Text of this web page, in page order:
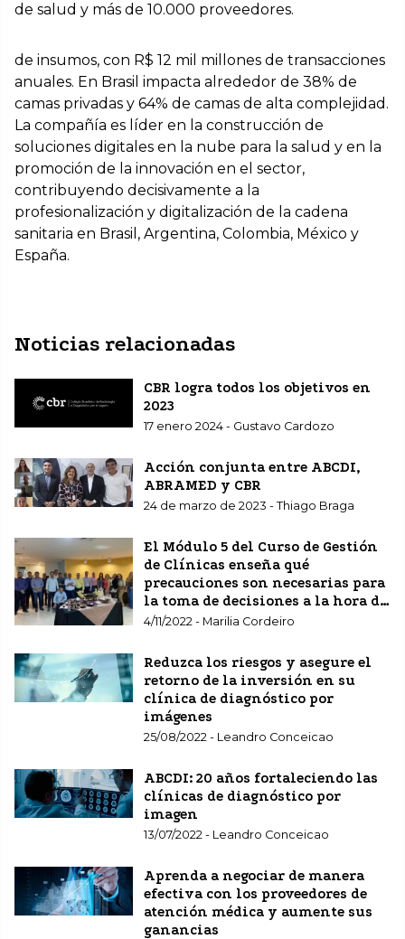
de salud y más de 10.000 proveedores.
de insumos, con R$ 12 mil millones de transacciones
anuales. En Brasil impacta alrededor de 38% de
camas privadas y 64% de camas de alta complejidad.
La compañía es líder en la construcción de
soluciones digitales en la nube para la salud y en la
promoción de la innovación en el sector,
contribuyendo decisivamente a la
profesionalización y digitalización de la cadena
sanitaria en Brasil, Argentina, Colombia, México y
España.
Noticias relacionadas
CBR logra todos los objetivos en
2023
17 enero 2024 - Gustavo Cardozo
Acción conjunta entre ABCDI,
ABRAMED y CBR
24 de marzo de 2023 - Thiago Braga
El Módulo 5 del Curso de Gestión
de Clínicas enseña qué
precauciones son necesarias para
la toma de decisiones a la hora de
invertir en su clínica, laboratorio
imagen
4/11/2022 - Marilia Cordeiro
Reduzca los riesgos y asegure el
retorno de la inversión en su
clínica de diagnóstico por
imágenes
25/08/2022 - Leandro Conceicao
ABCDI: 20 años fortaleciendo las
clínicas de diagnóstico por
imagen
13/07/2022 - Leandro Conceicao
Aprenda a negociar de manera
efectiva con los proveedores de
atención médica y aumente sus
ganancias